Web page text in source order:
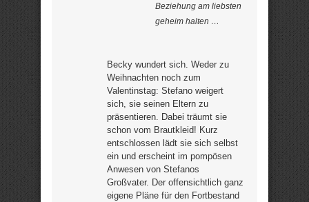
Beziehung am liebsten
geheim halten …
Becky wundert sich. Weder zu
Weihnachten noch zum
Valentinstag: Stefano weigert
sich, sie seinen Eltern zu
präsentieren. Dabei träumt sie
schon vom Brautkleid! Kurz
entschlossen lädt sie sich selbst
ein und erscheint im pompösen
Anwesen von Stefanos
Großvater. Der offensichtlich ganz
eigene Pläne für den Fortbestand